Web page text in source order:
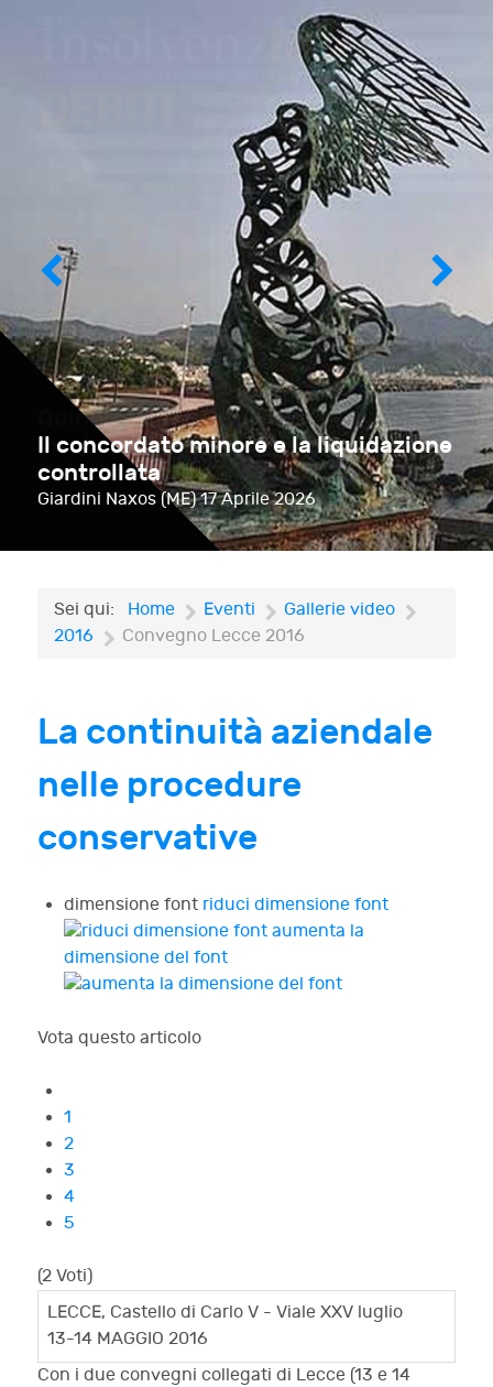
Il concordato minore e la liquidazione
controllata
Giardini Naxos (ME) 17 Aprile 2026
Sei qui: Home Eventi
Gallerie video
2016
Convegno Lecce 2016
La continuità aziendale
nelle procedure
conservative
dimensione font riduci dimensione font
aumenta la
dimensione del font
Vota questo articolo
1
2
3
4
5
(2 Voti)
LECCE, Castello di Carlo V - Viale XXV luglio
13-14 MAGGIO 2016
Con i due convegni collegati di Lecce (13 e 14